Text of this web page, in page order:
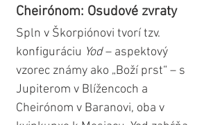
Cheirónom: Osudové zvraty
Spln v Škorpiónovi tvorí tzv.
konfiguráciu Yod – aspektový
vzorec známy ako „Boží prst“ – s
Jupiterom v Blížencoch a
Cheirónom v Baranovi, oba v